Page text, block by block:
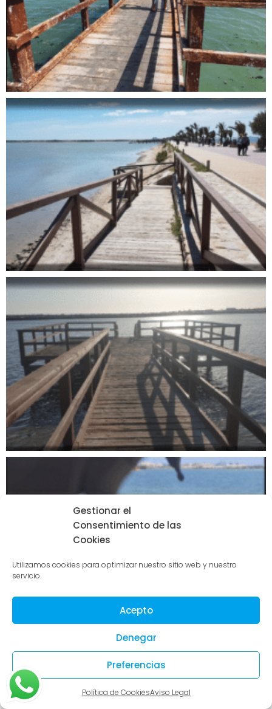
Gestionar el
Consentimiento de las
Cookies
Utilizamos cookies para optimizar nuestro sitio web y nuestro
servicio.
Acepto
Denegar
Preferencias
Política de CookiesAviso Legal